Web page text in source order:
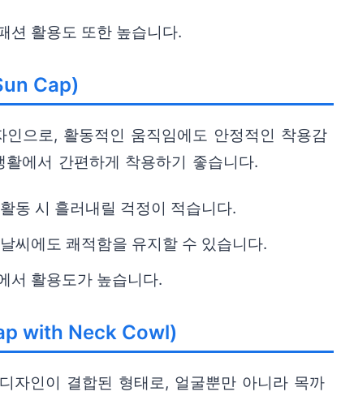
션 활용도 또한 높습니다.
Cap)
으로, 활동적인 움직임에도 안정적인 착용감
에서 간편하게 착용하기 좋습니다.
동 시 흘러내릴 걱정이 적습니다.
씨에도 쾌적함을 유지할 수 있습니다.
서 활용도가 높습니다.
with Neck Cowl)
자인이 결합된 형태로, 얼굴뿐만 아니라 목까